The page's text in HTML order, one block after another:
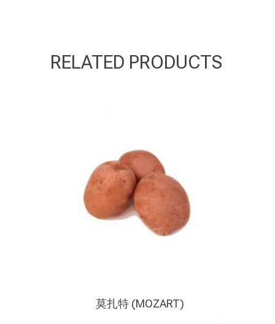
RELATED PRODUCTS
莫扎特 (MOZART)